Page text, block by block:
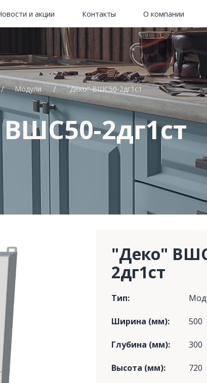
и акции Контакты О компании
Модули "Деко" ВШС50-2дг1ст
2дг1ст
"Деко"
2дг1ст
Тип:
Ширина (мм): 500
Глубина (мм): 300
Высота (мм): 720